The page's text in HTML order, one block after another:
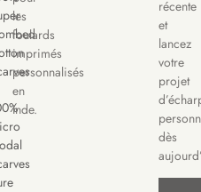
les
foulards
imprimés
personnalisés
en
Inde.
récente
et
lancez
votre
projet
dès